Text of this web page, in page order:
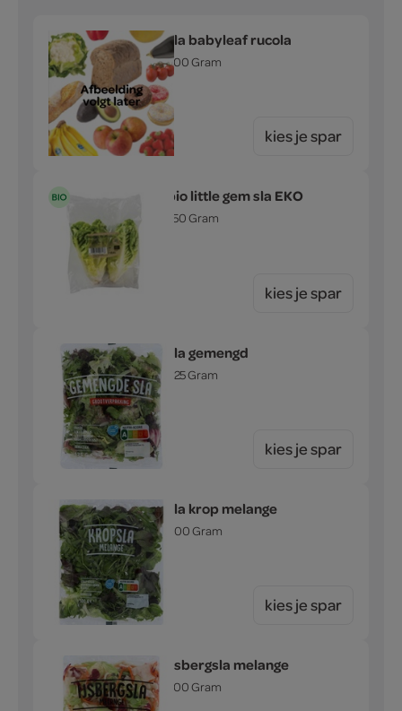
sla babyleaf rucola
500 Gram
kies je spar
bio little gem sla EKO
250 Gram
kies je spar
sla gemengd
125 Gram
kies je spar
sla krop melange
100 Gram
kies je spar
ijsbergsla melange
200 Gram